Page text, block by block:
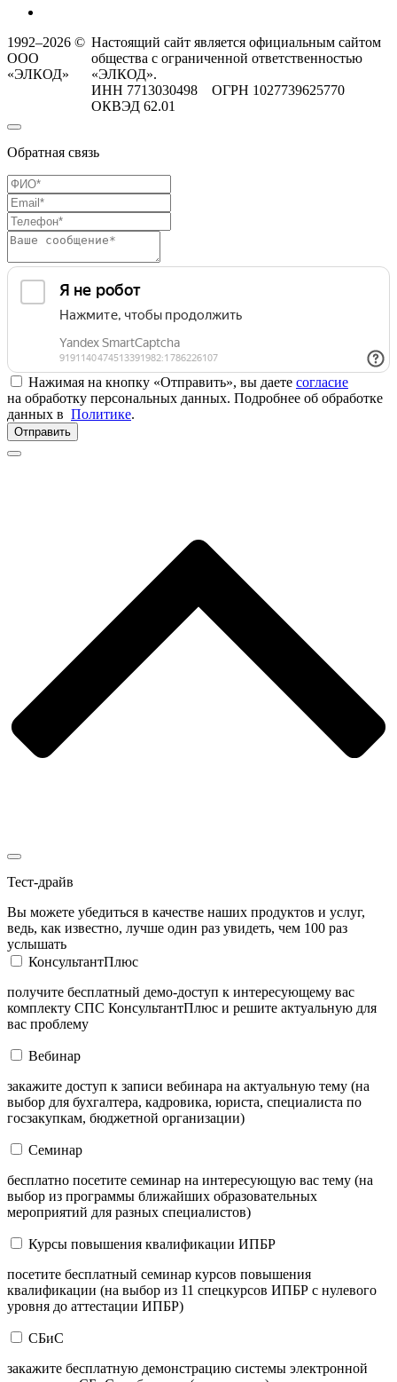
1992–2026 ©
ООО
«ЭЛКОД»
Настоящий сайт является официальным сайтом
общества с ограниченной ответственностью
«ЭЛКОД».
ИНН 7713030498 ОГРН 1027739625770
ОКВЭД 62.01
Обратная связь
Нажимая на кнопку «Отправить», вы даете согласие
на обработку персональных данных. Подробнее об обработке
данных в Политике.
Отправить
Тест-драйв
Вы можете убедиться в качестве наших продуктов и услуг,
ведь, как известно, лучше один раз увидеть, чем 100 раз
услышать
КонсультантПлюс
получите бесплатный демо-доступ к интересующему вас
комплекту СПС КонсультантПлюс и решите актуальную для
вас проблему
Вебинар
закажите доступ к записи вебинара на актуальную тему (на
выбор для бухгалтера, кадровика, юриста, специалиста по
госзакупкам, бюджетной организации)
Семинар
бесплатно посетите семинар на интересующую вас тему (на
выбор из программы ближайших образовательных
мероприятий для разных специалистов)
Курсы повышения квалификации ИПБР
посетите бесплатный семинар курсов повышения
квалификации (на выбор из 11 спецкурсов ИПБР с нулевого
уровня до аттестации ИПБР)
СБиС
закажите бесплатную демонстрацию системы электронной